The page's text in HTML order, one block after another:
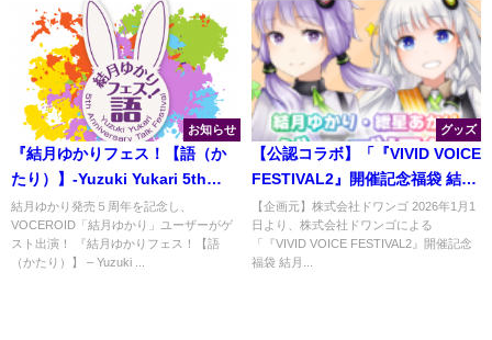
お知らせ
『結月ゆかりフェス！【語（か
たり）】-Yuzuki Yukari 5th
Anniversary Talk Festival-』開
催！
結月ゆかり発売５周年を記念し、
VOCEROID「結月ゆかり」ユーザーがゲ
スト出演！ 『結月ゆかりフェス！【語
（かたり）】 – Yuzuki ...
グッズ
【公認コラボ】「『VIVID VOICE
FESTIVAL2』開催記念福袋 結月
ゆかり/紲星あかり」発売決定
【企画元】株式会社ドワンゴ 2026年1月1
日より、株式会社ドワンゴによる
「『VIVID VOICE FESTIVAL2』開催記念
福袋 結月...